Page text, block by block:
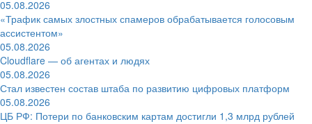
05.08.2026
«Трафик самых злостных спамеров обрабатывается голосовым
ассистентом»
05.08.2026
Cloudflare — об агентах и людях
05.08.2026
Стал известен состав штаба по развитию цифровых платформ
05.08.2026
ЦБ РФ: Потери по банковским картам достигли 1,3 млрд рублей